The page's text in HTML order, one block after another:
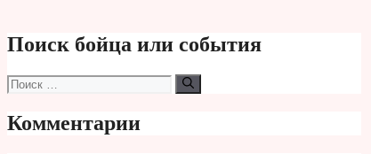
Поиск бойца или события
Поиск:
Комментарии